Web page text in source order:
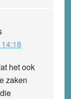
het ook
zaken